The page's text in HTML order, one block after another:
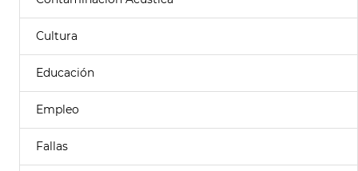
Cultura
Educación
Empleo
Fallas